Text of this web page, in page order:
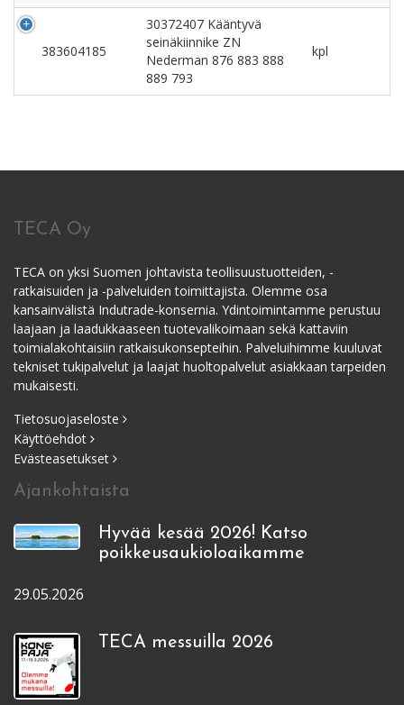
383604185
30372407 Kääntyvä
seinäkiinnike ZN
Nederman 876 883 888
889 793
kpl
TECA Oy
TECA on yksi Suomen johtavista teollisuustuotteiden, -
ratkaisuiden ja -palveluiden toimittajista. Olemme osa
kansainvälistä Indutrade-konsernia. Ydintoimintamme perustuu
laajaan ja laadukkaaseen tuotevalikoimaan sekä kattaviin
toimialakohtaisiin ratkaisukonsepteihin. Palveluihimme kuuluvat
tekniset tukipalvelut ja laajat huoltopalvelut asiakkaan tarpeiden
mukaisesti.
Tietosuojaseloste
Käyttöehdot
Evästeasetukset
Ajankohtaista
Hyvää kesää 2026! Katso
poikkeusaukioloaikamme
29.05.2026
TECA messuilla 2026